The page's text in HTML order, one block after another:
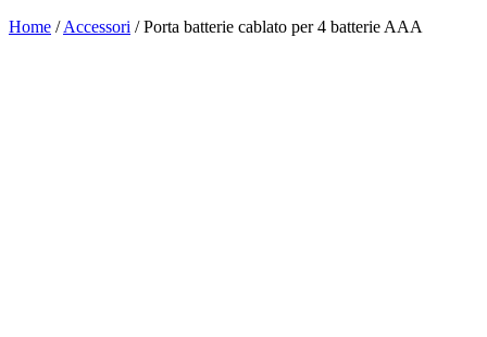
Home /Accessori / Porta batterie cablato per 4 batterie AAA